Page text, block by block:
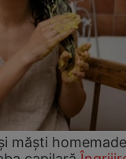
măști homemade